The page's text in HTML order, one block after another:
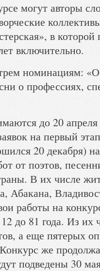
могут авторы
в
включительно.
номинациям:
о профессиях,
до 20 апреля
на первый
20 декабря)
от поэтов,
В их числе
Абакана,
работы на
12 до 81 года. Из
а еще пятерых
же
подведены 30